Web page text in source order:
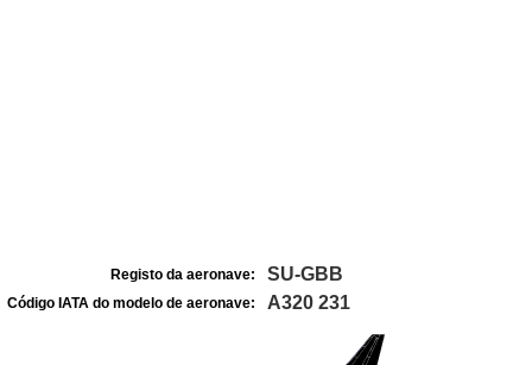
Registo da aeronave: SU-GBB
Código IATA do modelo de aeronave: A320 231